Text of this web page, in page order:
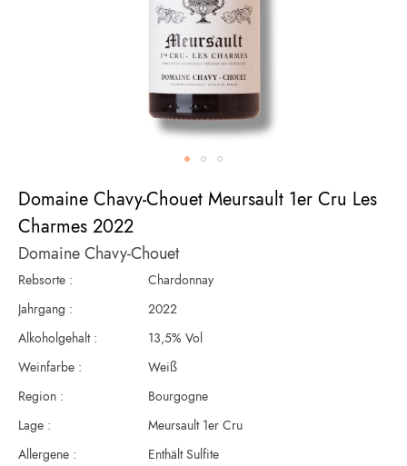
Domaine Chavy-Chouet Meursault 1er Cru Les
Charmes 2022
Domaine Chavy-Chouet
Rebsorte :
Chardonnay
Jahrgang :
2022
Alkoholgehalt :
13,5% Vol
Weinfarbe :
Weiß
Region :
Bourgogne
Lage :
Meursault 1er Cru
Allergene :
Enthält Sulfite
Anfang
der
Bildergalerie
springen